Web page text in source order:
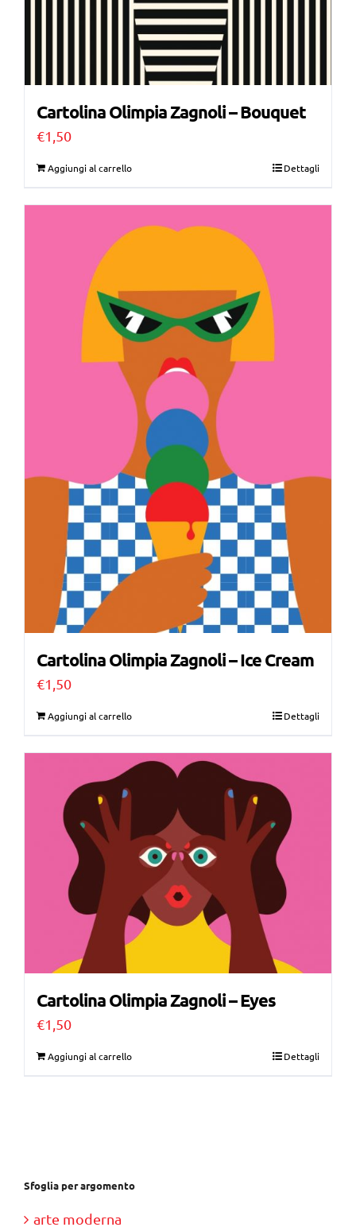
Cartolina Olimpia Zagnoli – Bouquet
€1,50
Aggiungi al carrello Dettagli
Cartolina Olimpia Zagnoli – Ice Cream
€1,50
Aggiungi al carrello Dettagli
Cartolina Olimpia Zagnoli – Eyes
€1,50
Aggiungi al carrello Dettagli
Sfoglia per argomento
arte moderna